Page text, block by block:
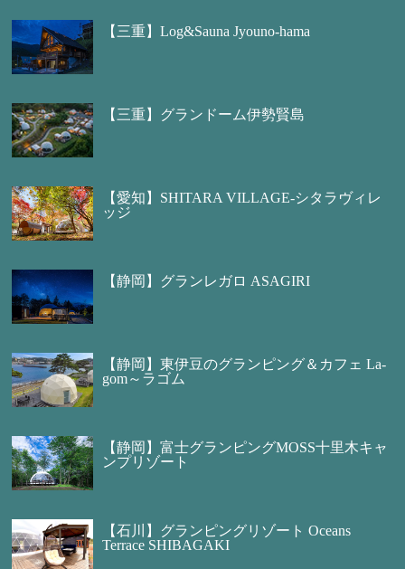
【三重】Log&Sauna Jyouno-hama
【三重】グランドーム伊勢賢島
【愛知】SHITARA VILLAGE-シタラヴィレ
ッジ
【静岡】グランレガロ ASAGIRI
【静岡】東伊豆のグランピング＆カフェ La-
gom～ラゴム
【静岡】富士グランピングMOSS十里木キャ
ンプリゾート
【石川】グランピングリゾート Oceans
Terrace SHIBAGAKI